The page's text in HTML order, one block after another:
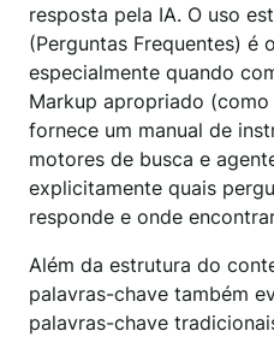
resposta pela IA. O uso
(Perguntas Frequentes) é
especialmente quando
Markup apropriado (como
fornece um manual de
motores de busca e
explicitamente quais
responde e onde
Além da estrutura do
palavras-chave também
palavras-chave